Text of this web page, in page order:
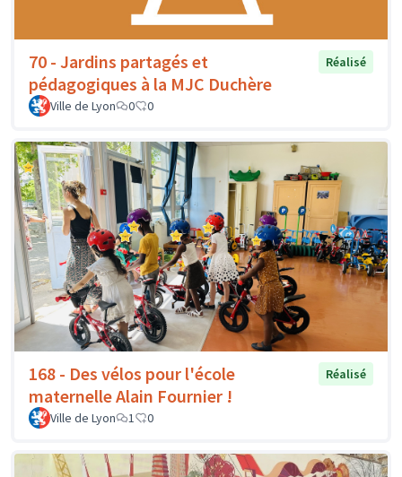
70 - Jardins partagés et
pédagogiques à la MJC Duchère
Réalisé
Ville de Lyon 0 0
168 - Des vélos pour l'école
maternelle Alain Fournier !
Réalisé
Ville de Lyon 1 0